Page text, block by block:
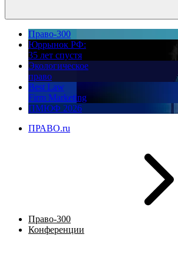
Право-300
Юррынок РФ:
35 лет спустя
Экологическое
право
Best Law
Firm Marketing
ПМЮФ 2026
ПРАВО.ru
Право-300
Конференции